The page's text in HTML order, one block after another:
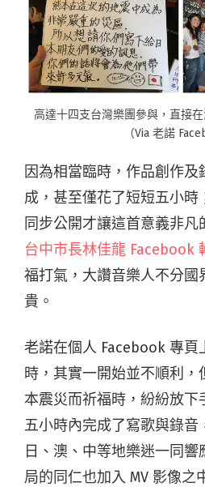
高達十四支台灣樂團參與，直接
（Via 老諾
因為相當臨時，作品創作
成，甚至僅花了短短五小時
同步公開才讓這首意義非凡
台中市長林佳龍 Facebook
福打氣，大讚音樂人不分國
貴。
老諾在個人 Facebook 專頁
時，其實一開始並不順利，
本震災而祈福時，紛紛放下
五小時內完成了寫歌與錄音
日、澳、中等地樂迷一同響
局的同仁也加入 MV 影像之